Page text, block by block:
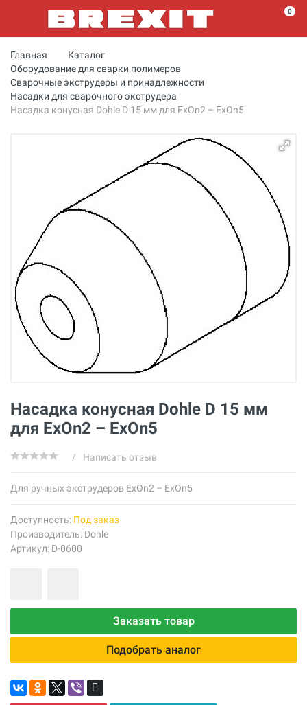
0
Главная
Каталог
Оборудование для сварки полимеров
Сварочные экструдеры и принадлежности
Насадки для сварочного экструдера
Насадка конусная Dohle D 15 мм для ExOn2 – ExOn5
Насадка конусная Dohle D 15 мм
для ExOn2 – ExOn5
/ Написать отзыв
Для ручных экструдеров ExOn2 – ExOn5
Доступность: Под заказ
Производитель: Dohle
Артикул: D-0600
Заказать товар
Подобрать аналог